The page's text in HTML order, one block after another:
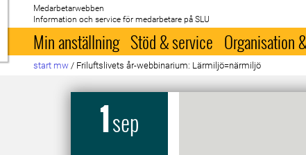
Till startsida
Medarbetarwebben
Information och service för medarbetare på SLU
Min anställning Stöd & service Organisation
start mw / Friluftslivets år-webbinarium: Lärmiljö=närmiljö
1sep